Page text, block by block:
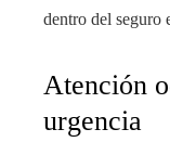
dentro del seguro
Atención
urgencia